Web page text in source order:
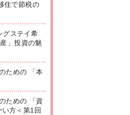
住で節税の
グステイ希
」投資の魅
ための 「本
ための 「資
方＜第1回